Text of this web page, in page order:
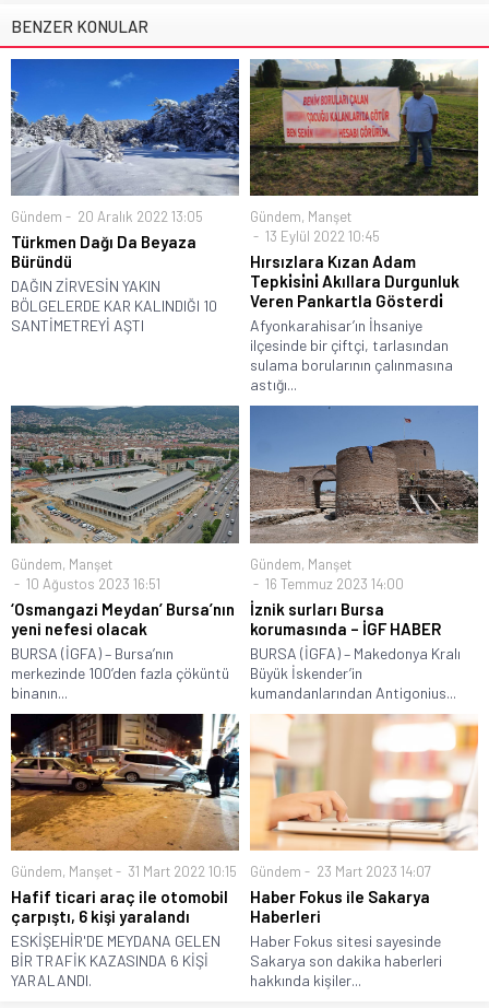
BENZER KONULAR
Gündem 20 Aralık 2022 13:05
Türkmen Dağı Da Beyaza
Büründü
DAĞIN ZİRVESİN YAKIN
BÖLGELERDE KAR KALINDIĞI 10
SANTİMETREYİ AŞTI
Gündem, Manşet
13 Eylül 2022 10:45
Hırsızlara Kızan Adam
Tepki̇si̇ni̇ Akıllara Durgunluk
Veren Pankartla Gösterdi̇
Afyonkarahisar’ın İhsaniye
ilçesinde bir çiftçi, tarlasından
sulama borularının çalınmasına
astığı...
Gündem, Manşet
10 Ağustos 2023 16:51
‘Osmangazi Meydan’ Bursa’nın
yeni nefesi olacak
BURSA (İGFA) – Bursa’nın
merkezinde 100’den fazla çöküntü
binanın...
Gündem, Manşet
16 Temmuz 2023 14:00
İznik surları Bursa
korumasında – İGF HABER
BURSA (İGFA) – Makedonya Kralı
Büyük İskender’in
kumandanlarından Antigonius...
Gündem, Manşet 31 Mart 2022 10:15
Hafif ticari araç ile otomobil
çarpıştı, 6 kişi yaralandı
ESKİŞEHİR'DE MEYDANA GELEN
BİR TRAFİK KAZASINDA 6 KİŞİ
YARALANDI.
Gündem 23 Mart 2023 14:07
Haber Fokus ile Sakarya
Haberleri
Haber Fokus sitesi sayesinde
Sakarya son dakika haberleri
hakkında kişiler...